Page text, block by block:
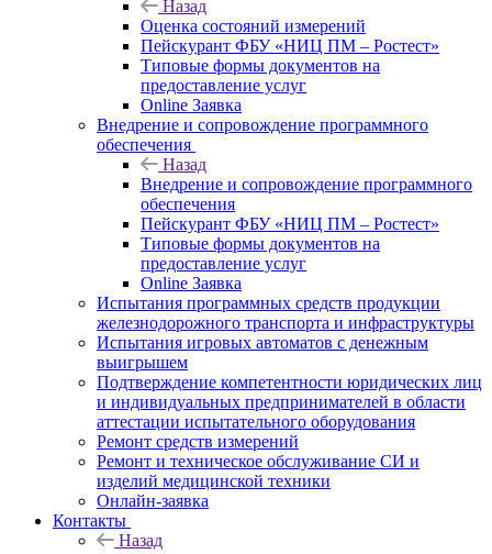
Назад
Оценка состояний измерений
Пейскурант ФБУ «НИЦ ПМ – Ростест»
Типовые формы документов на
предоставление услуг
Online Заявка
Внедрение и сопровождение программного
обеспечения
Назад
Внедрение и сопровождение программного
обеспечения
Пейскурант ФБУ «НИЦ ПМ – Ростест»
Типовые формы документов на
предоставление услуг
Online Заявка
Испытания программных средств продукции
железнодорожного транспорта и инфраструктуры
Испытания игровых автоматов с денежным
выигрышем
Подтверждение компетентности юридических лиц
и индивидуальных предпринимателей в области
аттестации испытательного оборудования
Ремонт средств измерений
Ремонт и техническое обслуживание СИ и
изделий медицинской техники
Онлайн-заявка
Контакты
Назад